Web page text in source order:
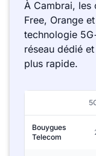
À Cambrai, les
Free, Orange
technologie
réseau dédié
plus rapide.
Bouygues
Telecom